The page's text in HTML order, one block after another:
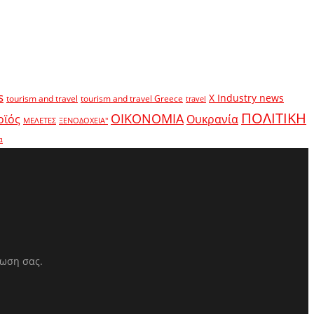
tourism and travel tourism and travel Greece travel X Industry news
ΜΕΛΕΤΕΣ ΞΕΝΟΔΟΧΕΙΑ" ΟΙΚΟΝΟΜΙΑ Ουκρανία ΠΟΛΙΤΙΚΗ
σας.